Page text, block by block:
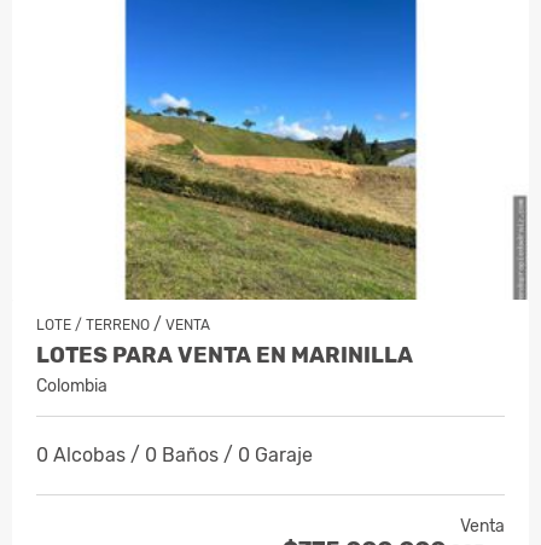
LOTE / TERRENO / VENTA
LOTES PARA VENTA EN MARINILLA
Colombia
0 Alcobas / 0 Baños / 0 Garaje
Venta